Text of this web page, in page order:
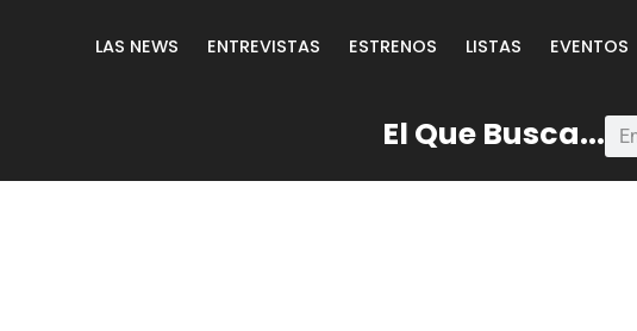
LAS NEWS ENTREVISTAS ESTRENOS LISTAS EVENTOS
El Que Busca...